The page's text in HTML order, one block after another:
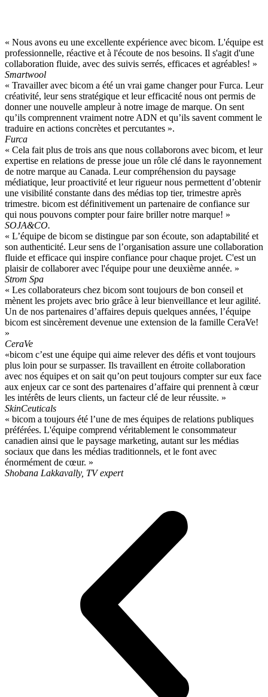
« Nous avons eu une excellente expérience avec bicom. L'équipe est
professionnelle, réactive et à l'écoute de nos besoins. Il s'agit d'une
collaboration fluide, avec des suivis serrés, efficaces et agréables! »
Smartwool
« Travailler avec bicom a été un vrai game changer pour Furca. Leur
créativité, leur sens stratégique et leur efficacité nous ont permis de
donner une nouvelle ampleur à notre image de marque. On sent
qu’ils comprennent vraiment notre ADN et qu’ils savent comment le
traduire en actions concrètes et percutantes ».
Furca
« Cela fait plus de trois ans que nous collaborons avec bicom, et leur
expertise en relations de presse joue un rôle clé dans le rayonnement
de notre marque au Canada. Leur compréhension du paysage
médiatique, leur proactivité et leur rigueur nous permettent d’obtenir
une visibilité constante dans des médias top tier, trimestre après
trimestre. bicom est définitivement un partenaire de confiance sur
qui nous pouvons compter pour faire briller notre marque! »
SOJA&CO.
« L’équipe de bicom se distingue par son écoute, son adaptabilité et
son authenticité. Leur sens de l’organisation assure une collaboration
fluide et efficace qui inspire confiance pour chaque projet. C'est un
plaisir de collaborer avec l'équipe pour une deuxième année. »
Strom Spa
« Les collaborateurs chez bicom sont toujours de bon conseil et
mènent les projets avec brio grâce à leur bienveillance et leur agilité.
Un de nos partenaires d’affaires depuis quelques années, l’équipe
bicom est sincèrement devenue une extension de la famille CeraVe!
»
CeraVe
«bicom c’est une équipe qui aime relever des défis et vont toujours
plus loin pour se surpasser. Ils travaillent en étroite collaboration
avec nos équipes et on sait qu’on peut toujours compter sur eux face
aux enjeux car ce sont des partenaires d’affaire qui prennent à cœur
les intérêts de leurs clients, un facteur clé de leur réussite. »
SkinCeuticals
« bicom a toujours été l’une de mes équipes de relations publiques
préférées. L'équipe comprend véritablement le consommateur
canadien ainsi que le paysage marketing, autant sur les médias
sociaux que dans les médias traditionnels, et le font avec
énormément de cœur. »
Shobana Lakkavally, TV expert